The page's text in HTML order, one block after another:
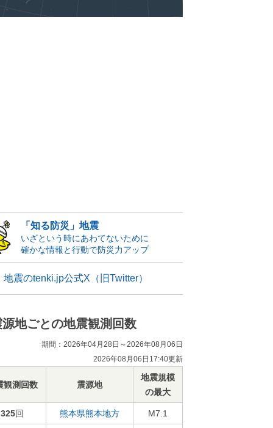
「知る防災」地震
いざという時にあわてないために
確かな情報と行動で防災力アップ
地震のtenki.jp公式X（旧Twitter）
源地ごとの地震観測回数
期間：2026年04月28日～2026年08月06日
2026年08月06日17:40更新
観測回数 震源地
地震規模
の最大
325回 熊本県熊本地方 M7.1